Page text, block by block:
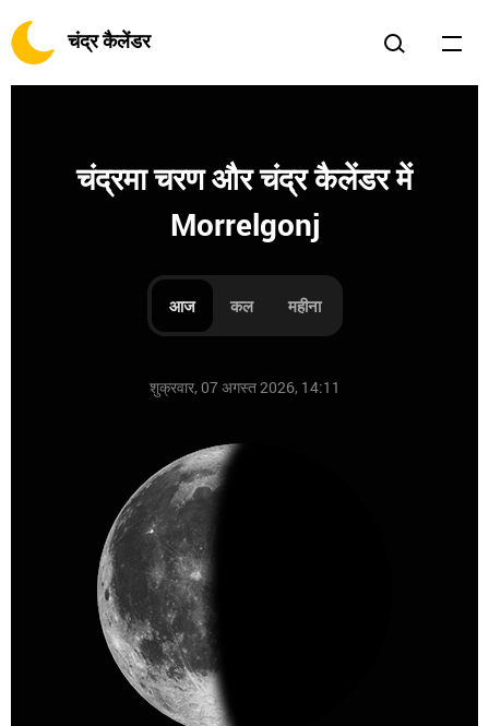
चंद्र कैलेंडर
चंद्रमा चरण और चंद्र कैलेंडर में
Morrelgonj
आज कल महीना
शुक्रवार, 07 अगस्त 2026, 14:11